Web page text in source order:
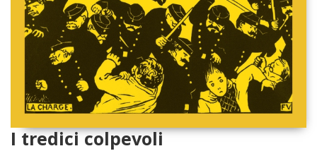
I tredici colpevoli